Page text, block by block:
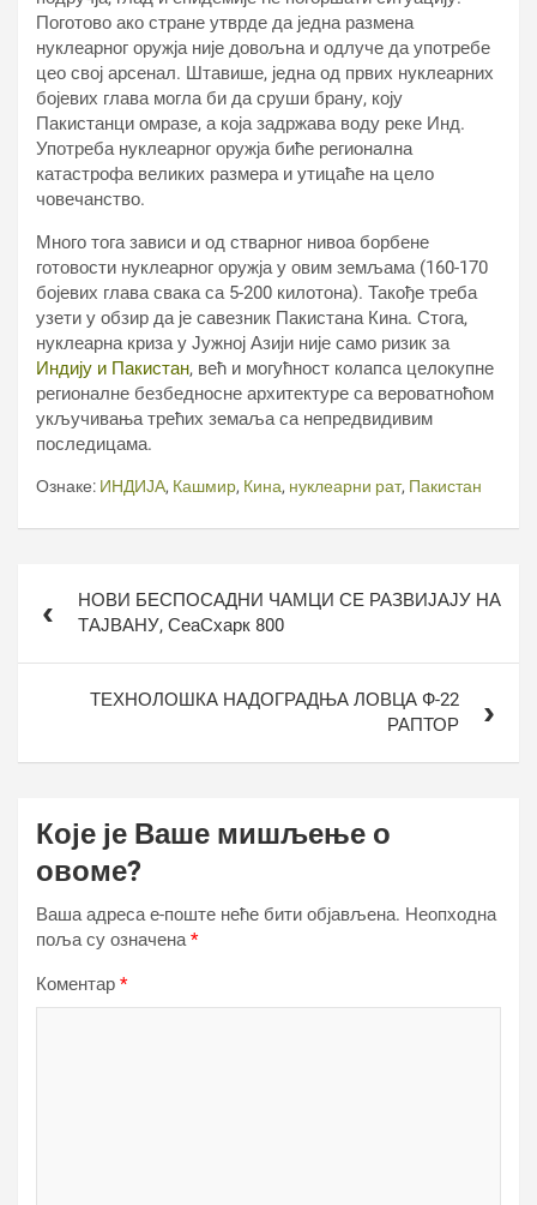
Поготово ако стране утврде да једна размена
нуклеарног оружја није довољна и одлуче да употребе
цео свој арсенал. Штавише, једна од првих нуклеарних
бојевих глава могла би да сруши брану, коју
Пакистанци омразе, а која задржава воду реке Инд.
Употреба нуклеарног оружја биће регионална
катастрофа великих размера и утицаће на цело
човечанство.
Много тога зависи и од стварног нивоа борбене
готовости нуклеарног оружја у овим земљама (160-170
бојевих глава свака са 5-200 килотона). Такође треба
узети у обзир да је савезник Пакистана Кина. Стога,
нуклеарна криза у Јужној Азији није само ризик за
Индију и Пакистан, већ и могућност колапса целокупне
регионалне безбедносне архитектуре са вероватноћом
укључивања трећих земаља са непредвидивим
последицама.
Ознаке: ИНДИЈА, Кашмир, Кина, нуклеарни рат, Пакистан
чланкаНОВИ БЕСПОСАДНИ ЧАМЦИ СЕ РАЗВИЈАЈУ НА
ТАЈВАНУ, СеаСхарк 800
ТЕХНОЛОШКА НАДОГРАДЊА ЛОВЦА Ф-22
РАПТОР
Које је Ваше мишљење о
овоме?
Ваша адреса е-поште неће бити објављена. Неопходна
поља су означена*
Коментар *